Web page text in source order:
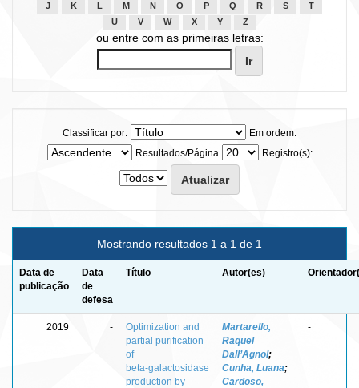
J
K L M N O P Q R S
T
U
V W X Y Z
ou entre com as primeiras letras:
Classificar por:
Em ordem:
Resultados/Página
Registro(s):
Mostrando resultados 1 a 1 de 1
Data de
publicação
Data
de
defesa
Título Autor(es)
2019 -
Optimization and
partial purification
of
beta‑galactosidase
production by
Martarello,
Raquel
Dall’Agnol;
Cunha, Luana;
Cardoso,
-